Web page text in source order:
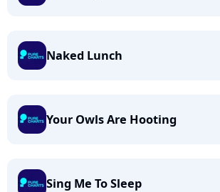
Naked Lunch
Your Owls Are Hooting
Sing Me To Sleep